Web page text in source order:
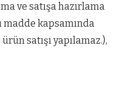
ve satışa hazırlama
madde kapsamında
satışı yapılamaz.),